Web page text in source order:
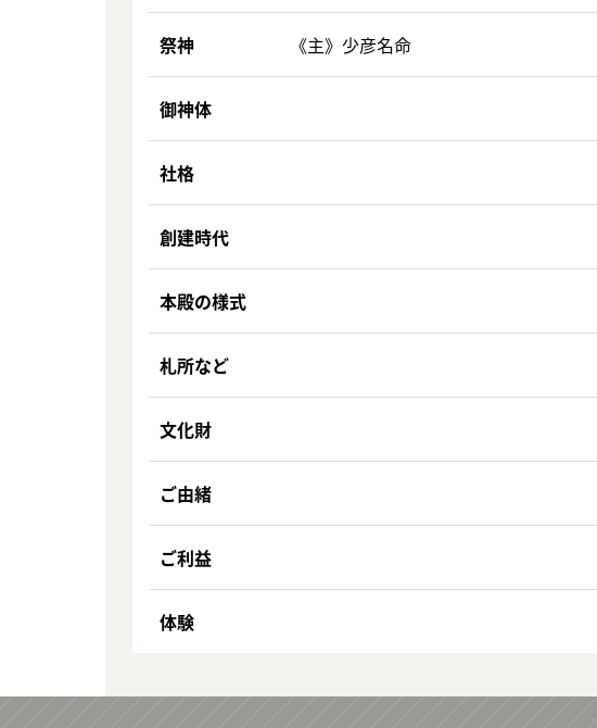
祭神 《主》少彦名命
御神体
社格
創建時代
本殿の様式
札所など
文化財
ご由緒
ご利益
体験